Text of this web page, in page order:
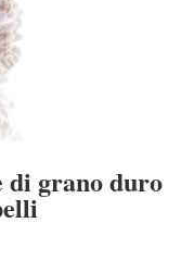
di grano duro